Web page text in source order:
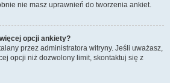
nie masz uprawnień do tworzenia ankiet.
opcji ankiety?
przez administratora witryny. Jeśli uważasz,
opcji niż dozwolony limit, skontaktuj się z